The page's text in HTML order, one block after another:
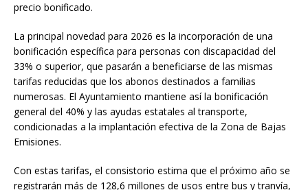
precio bonificado.
La principal novedad para 2026 es la incorporación de una
bonificación específica para personas con discapacidad del
33% o superior, que pasarán a beneficiarse de las mismas
tarifas reducidas que los abonos destinados a familias
numerosas. El Ayuntamiento mantiene así la bonificación
general del 40% y las ayudas estatales al transporte,
condicionadas a la implantación efectiva de la Zona de Bajas
Emisiones.
Con estas tarifas, el consistorio estima que el próximo año se
registrarán más de 128,6 millones de usos entre bus y tranvía,